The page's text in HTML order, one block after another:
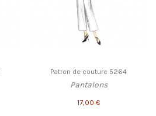
Patron de couture 5264
Pantalons
17,00 €